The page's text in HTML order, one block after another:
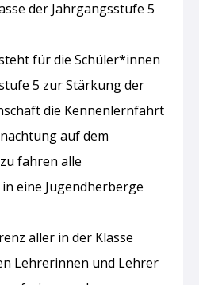
der Jahrgangsstufe 5
für die Schüler*innen
5 zur Stärkung der
die Kennenlernfahrt
auf dem
fahren alle
eine Jugendherberge
aller in der Klasse
Lehrerinnen und Lehrer